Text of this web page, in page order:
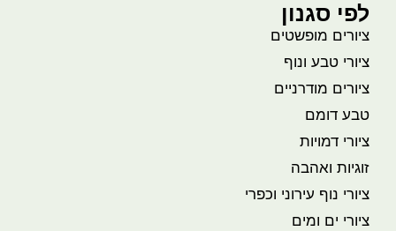
לפי סגנון
ציורים מופשטים
ציורי טבע ונוף
ציורים מודרניים
טבע דומם
ציורי דמויות
זוגיות ואהבה
ציורי נוף עירוני וכפרי
ציורי ים ומים